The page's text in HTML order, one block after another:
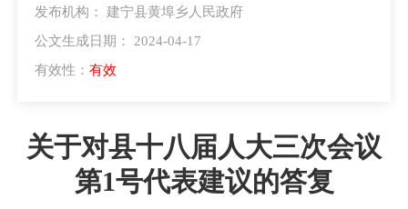
发布机构： 建宁县黄埠乡人民政府
公文生成日期： 2024-04-17
有效性： 有效
关于对县十八届人大三次会议
第1号代表建议的答复